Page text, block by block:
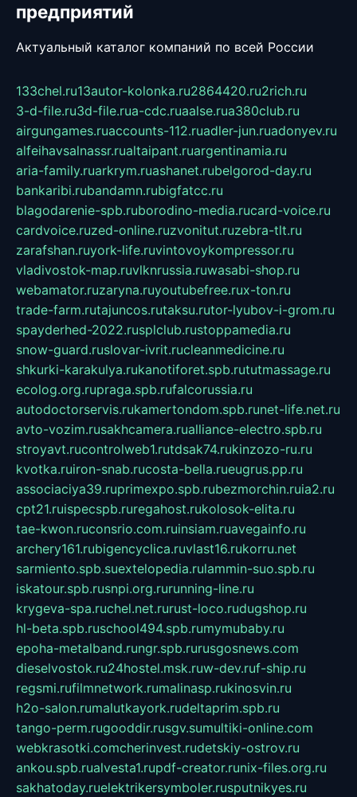
предприятий
Актуальный каталог компаний по всей России
133chel.ru13autor-kolonka.ru2864420.ru2rich.ru
3-d-file.ru3d-file.rua-cdc.ruaalse.rua380club.ru
airgungames.ruaccounts-112.ruadler-jun.ruadonyev.ru
alfeihavsalnassr.rualtaipant.ruargentinamia.ru
aria-family.ruarkrym.ruashanet.rubelgorod-day.ru
bankaribi.rubandamn.rubigfatcc.ru
blagodarenie-spb.ruborodino-media.rucard-voice.ru
cardvoice.ruzed-online.ruzvonitut.ruzebra-tlt.ru
zarafshan.ruyork-life.ruvintovoykompressor.ru
vladivostok-map.ruvlknrussia.ruwasabi-shop.ru
webamator.ruzaryna.ruyoutubefree.rux-ton.ru
trade-farm.rutajuncos.rutaksu.rutor-lyubov-i-grom.ru
spayderhed-2022.rusplclub.rustoppamedia.ru
snow-guard.ruslovar-ivrit.rucleanmedicine.ru
shkurki-karakulya.rukanotiforet.spb.rututmassage.ru
ecolog.org.rupraga.spb.rufalcorussia.ru
autodoctorservis.rukamertondom.spb.runet-life.net.ru
avto-vozim.rusakhcamera.rualliance-electro.spb.ru
stroyavt.rucontrolweb1.rutdsak74.rukinzozo-ru.ru
kvotka.ruiron-snab.rucosta-bella.rueugrus.pp.ru
associaciya39.ruprimexpo.spb.rubezmorchin.ruia2.ru
cpt21.ruispecspb.ruregahost.rukolosok-elita.ru
tae-kwon.ruconsrio.com.ruinsiam.ruavegainfo.ru
archery161.rubigencyclica.ruvlast16.rukorru.net
sarmiento.spb.suextelopedia.rulammin-suo.spb.ru
iskatour.spb.rusnpi.org.rurunning-line.ru
krygeva-spa.ruchel.net.rurust-loco.rudugshop.ru
hl-beta.spb.ruschool494.spb.rumymubaby.ru
epoha-metalband.rungr.spb.rurusgosnews.com
dieselvostok.ru24hostel.msk.ruw-dev.ruf-ship.ru
regsmi.rufilmnetwork.rumalinasp.rukinosvin.ru
h2o-salon.rumalutkayork.rudeltaprim.spb.ru
tango-perm.rugooddir.rusgv.sumultiki-online.com
webkrasotki.comcherinvest.rudetskiy-ostrov.ru
ankou.spb.rualvesta1.rupdf-creator.runix-files.org.ru
sakhatoday.ruelektrikersymboler.rusputnikyes.ru